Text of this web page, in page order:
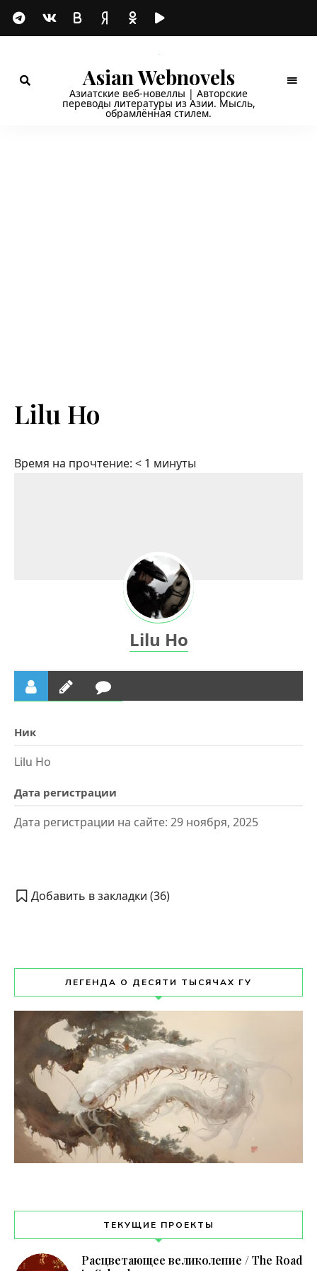
Asian Webnovels
Азиатские веб-новеллы | Авторские
переводы литературы из Азии. Мысль,
обрамлённая стилем.
Lilu Ho
Время на прочтение: < 1 минуты
Lilu Ho
Ник
Lilu Ho
Дата регистрации
Дата регистрации на сайте: 29 ноября, 2025
Добавить в закладки (36)
ЛЕГЕНДА О ДЕСЯТИ ТЫСЯЧАХ ГУ
ТЕКУЩИЕ ПРОЕКТЫ
Расцветающее великолепие / The Road